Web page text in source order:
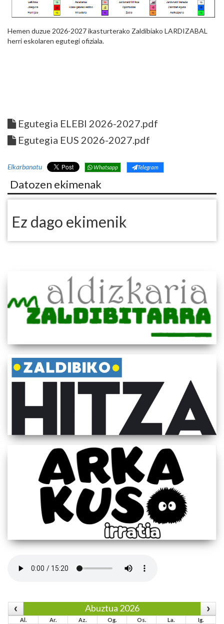
Hemen duzue 2026-2027 ikasturterako Zaldibiako LARDIZABAL
herri eskolaren egutegi ofiziala.
Egutegia ELEBI 2026-2027.pdf
Egutegia EUS 2026-2027.pdf
Elkarbanatu Whatsapp Telegram
Datozen ekimenak
Ez dago ekimenik
Abuztua 2026
Al. Ar. Az. Og. Os. La.
Ig.